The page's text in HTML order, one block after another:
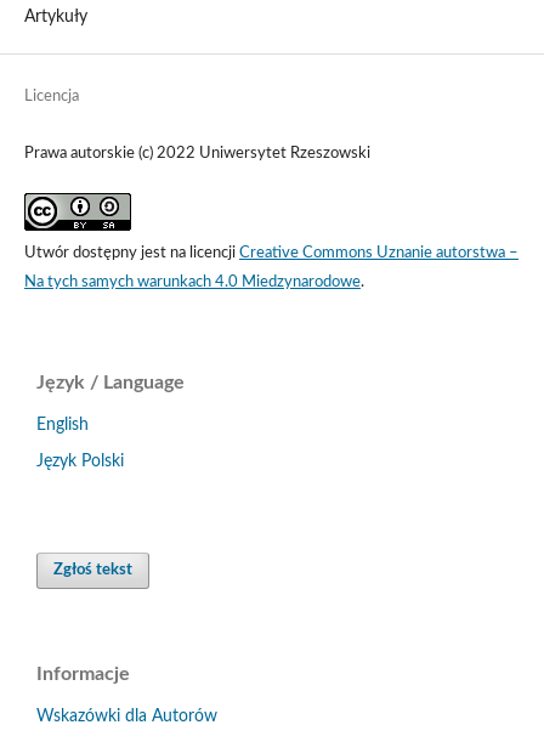
Artykuły
Licencja
Prawa autorskie (c) 2022 Uniwersytet Rzeszowski
Utwór dostępny jest na licencji Creative Commons Uznanie autorstwa –
Na tych samych warunkach 4.0 Miedzynarodowe.
Język / Language
English
Język Polski
Zgłoś tekst
Informacje
Wskazówki dla Autorów